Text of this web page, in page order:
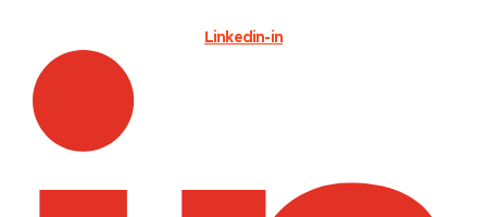
Linkedin-in